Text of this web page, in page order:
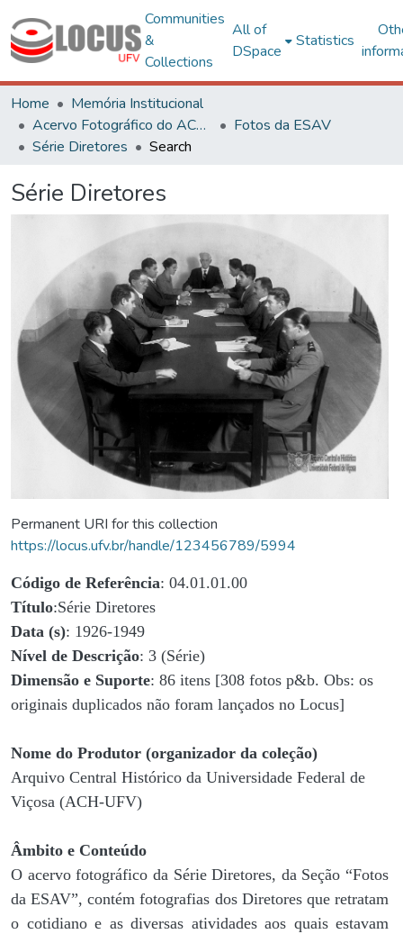
Communities
&
Collections
All of
DSpace
Statistics
Home
Memória Institucional
Acervo Fotográfico do ACH-UFV
Fotos da ESAV
Série Diretores
Search
Série Diretores
Permanent URI for this collection
https://locus.ufv.br/handle/123456789/5994
Código de Referência: 04.01.01.00
Título:Série Diretores
Data (s): 1926-1949
Nível de Descrição: 3 (Série)
Dimensão e Suporte: 86 itens [308 fotos p&b. Obs: os
originais duplicados não foram lançados no Locus]
Nome do Produtor (organizador da coleção)
Arquivo Central Histórico da Universidade Federal de
Viçosa (ACH-UFV)
Âmbito e Conteúdo
O acervo fotográfico da Série Diretores, da Seção “Fotos
da ESAV”, contém fotografias dos Diretores que retratam
o cotidiano e as diversas atividades aos quais estavam